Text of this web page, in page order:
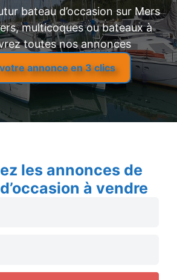
bateau d’occasion sur Mers
multicoques ou bateaux à
toutes nos annonces
annonce en 3 clics
les annonces de
à vendre